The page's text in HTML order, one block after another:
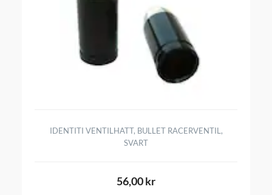
IDENTITI VENTILHATT, BULLET RACERVENTIL,
SVART
56,00 kr